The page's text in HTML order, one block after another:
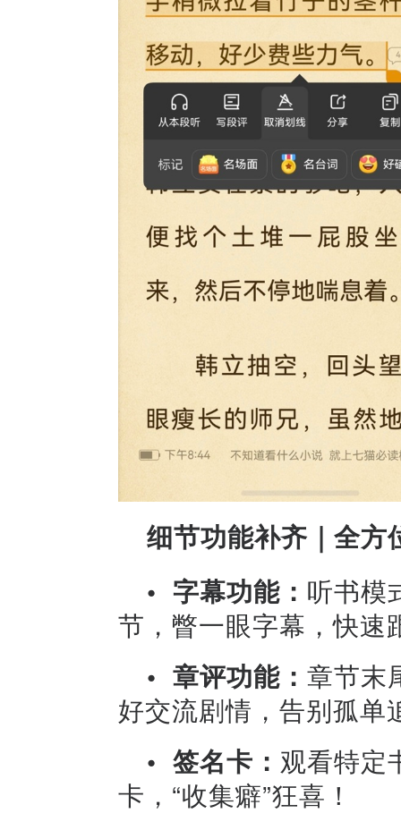
细节功能补齐｜全方
• 字幕功能： 听书模
节，瞥一眼字幕，快速
• 章评功能： 章节末
好交流剧情，告别孤单
• 签名卡： 观看特定
卡，“收集癖”狂喜！